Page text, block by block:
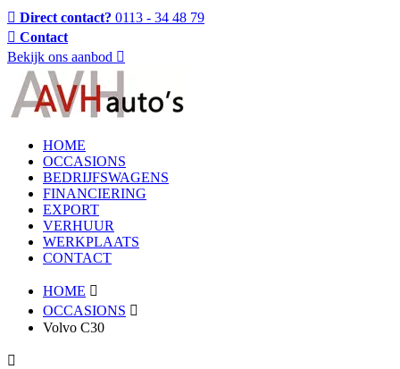
Direct contact? 0113 - 34 48 79
Contact
Bekijk ons aanbod
HOME
OCCASIONS
BEDRIJFSWAGENS
FINANCIERING
EXPORT
VERHUUR
WERKPLAATS
CONTACT
HOME
OCCASIONS
Volvo C30